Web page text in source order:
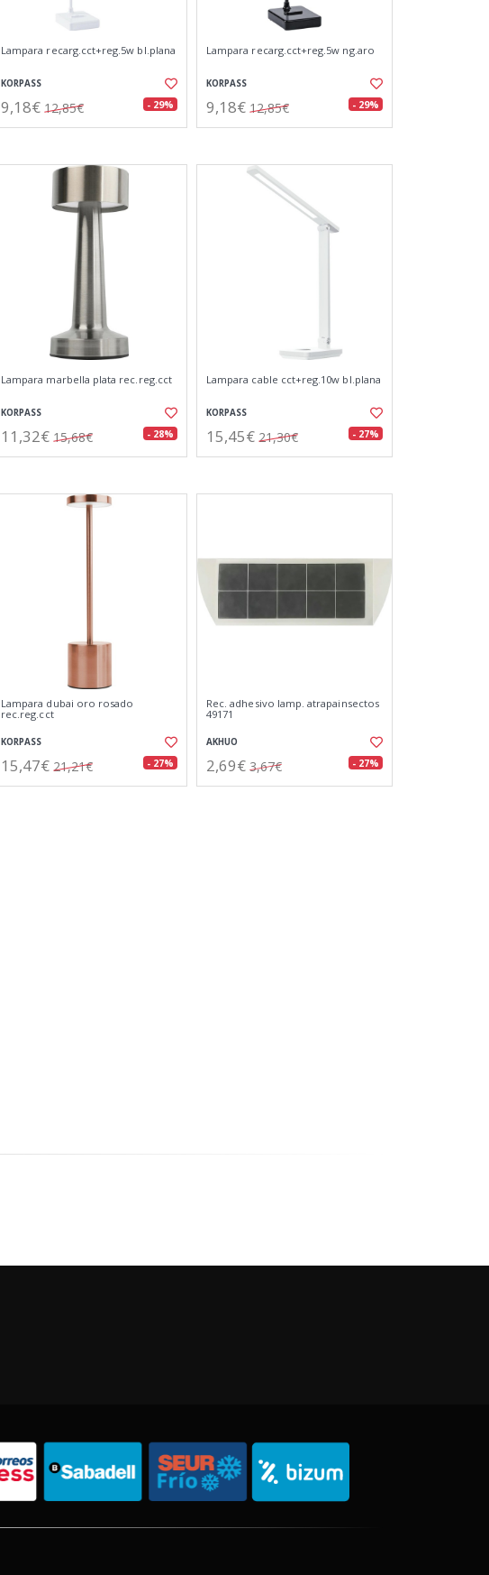
Lampara recarg.cct+reg.5w bl.plana
KORPASS
9,18€ 12,85€ - 29%
Lampara recarg.cct+reg.5w ng.aro
KORPASS
9,18€ 12,85€ - 29%
Lampara marbella plata rec.reg.cct
KORPASS
11,32€ 15,68€ - 28%
Lampara cable cct+reg.10w bl.plana
KORPASS
15,45€ 21,30€ - 27%
Lampara dubai oro rosado
rec.reg.cct
KORPASS
15,47€ 21,21€ - 27%
Rec. adhesivo lamp. atrapainsectos
49171
AKHUO
2,69€ 3,67€ - 27%